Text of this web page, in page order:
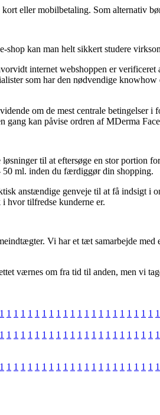
eller mobilbetaling. Som alternativ
kan man helt sikkert studere
internet webshoppen er
som har den nødvendige
om de mest centrale betingelser
gang kan påvise ordren af MDerma
til at eftersøge en stor portion
ml. inden du færdiggør din shopping.
anstændige genveje til at få indsigt i
hvor tilfredse kunderne er.
Vi har et tæt samarbejde
værnes om fra tid til anden, men vi
1 1 1 1 1 1 1 1 1 1 1 1 1 1 1 1 1 1 1 1 1 1 1
1 1 1 1 1 1 1 1 1 1 1 1 1 1 1 1 1 1 1 1 1 1 1
1 1 1 1 1 1 1 1 1 1 1 1 1 1 1 1 1 1 1 1 1 1 1